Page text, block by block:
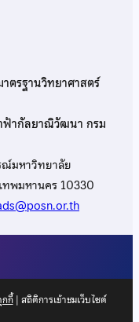
ตรฐานวิทยาศาสตร์
ฟ้ากัลยาณิวัฒนา กรม
มหาวิทยาลัย
พมหานคร 10330
กี้| สถิติการเข้าชมเว็บไซต์